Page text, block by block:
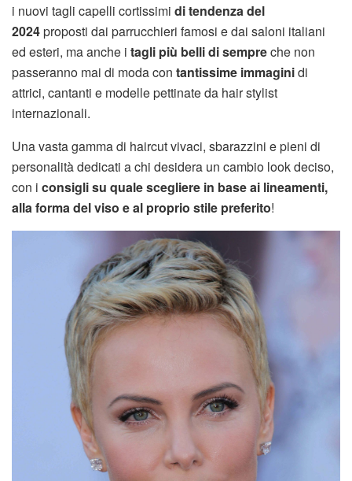
i nuovi tagli capelli cortissimi di tendenza del
2024proposti dai parrucchieri famosi e dai saloni italiani
ed esteri, ma anche i tagli più belli di sempreche non
passeranno mai di moda con tantissime immaginidi
attrici, cantanti e modelle pettinate da hair stylist
internazionali.
Una vasta gamma di haircut vivaci, sbarazzini e pieni di
personalità dedicati a chi desidera un cambio look deciso,
con i consigli su quale scegliere in base ai lineamenti,
alla forma del viso e al proprio stile preferito!